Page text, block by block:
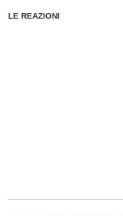
LE REAZIONI